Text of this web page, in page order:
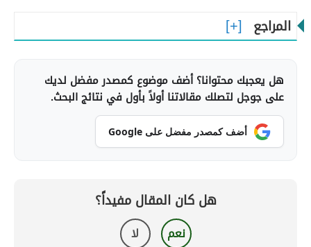
المراجع
هل يعجبك محتوانا؟ أضف موضوع كمصدر مفضل لديك
على جوجل لتصلك مقالاتنا أولاً بأول في نتائج البحث.
أضف كمصدر مفضل على Google
هل كان المقال مفيداً؟
نعم لا